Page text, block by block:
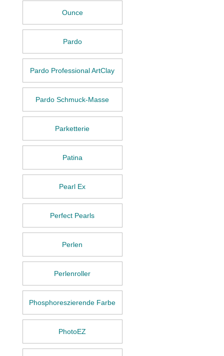
Ounce
Pardo
Pardo Professional ArtClay
Pardo Schmuck-Masse
Parketterie
Patina
Pearl Ex
Perfect Pearls
Perlen
Perlenroller
Phosphoreszierende Farbe
PhotoEZ